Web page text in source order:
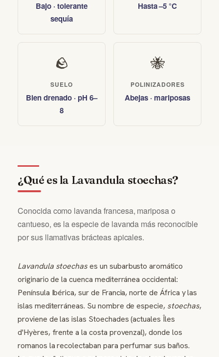
Bajo · tolerante
sequía
Hasta –5 °C
🪨
SUELO
Bien drenado · pH 6–
8
🐝
POLINIZADORES
Abejas · mariposas
¿Qué es la Lavandula stoechas?
Conocida como lavanda francesa, mariposa o
cantueso, es la especie de lavanda más reconocible
por sus llamativas brácteas apicales.
Lavandula stoechases un subarbusto aromático
originario de la cuenca mediterránea occidental:
Península Ibérica, sur de Francia, norte de África y las
islas mediterráneas. Su nombre de especie, stoechas,
proviene de las islas Stoechades (actuales Îles
d'Hyères, frente a la costa provenzal), donde los
romanos la recolectaban para perfumar sus baños.